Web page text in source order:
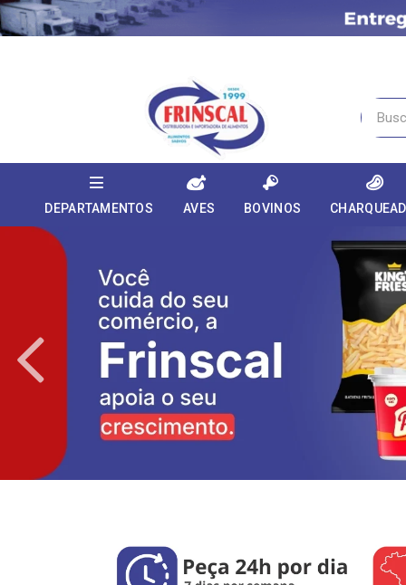
DEPARTAMENTOS AVES BOVINOS